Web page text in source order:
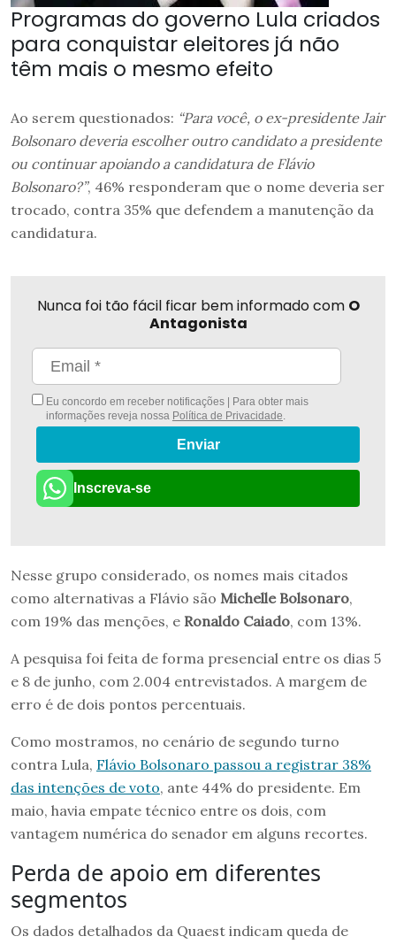
Programas do governo Lula criados
para conquistar eleitores já não
têm mais o mesmo efeito
Ao serem questionados: “Para você, o ex-presidente Jair
Bolsonaro deveria escolher outro candidato a presidente
ou continuar apoiando a candidatura de Flávio
Bolsonaro?”, 46% responderam que o nome deveria ser
trocado, contra 35% que defendem a manutenção da
candidatura.
Nunca foi tão fácil ficar bem informado com O
Antagonista
Eu concordo em receber notificações | Para obter mais
informações reveja nossa Política de Privacidade.
Enviar
Inscreva-se
Nesse grupo considerado, os nomes mais citados
como alternativas a Flávio são Michelle Bolsonaro,
com 19% das menções, e Ronaldo Caiado, com 13%.
A pesquisa foi feita de forma presencial entre os dias 5
e 8 de junho, com 2.004 entrevistados. A margem de
erro é de dois pontos percentuais.
Como mostramos, no cenário de segundo turno
contra Lula, Flávio Bolsonaro passou a registrar 38%
das intenções de voto, ante 44% do presidente. Em
maio, havia empate técnico entre os dois, com
vantagem numérica do senador em alguns recortes.
Perda de apoio em diferentes
segmentos
Os dados detalhados da Quaest indicam queda de